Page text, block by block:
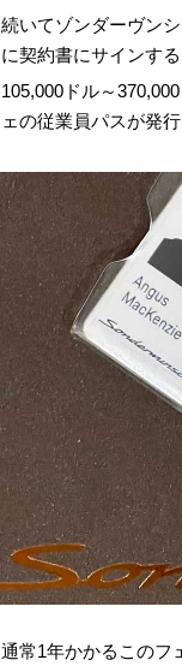
続いてゾンダーヴン
に契約書にサインする
105,000ドル～
ェの従業員パスが発
通常1年かかるこのフ